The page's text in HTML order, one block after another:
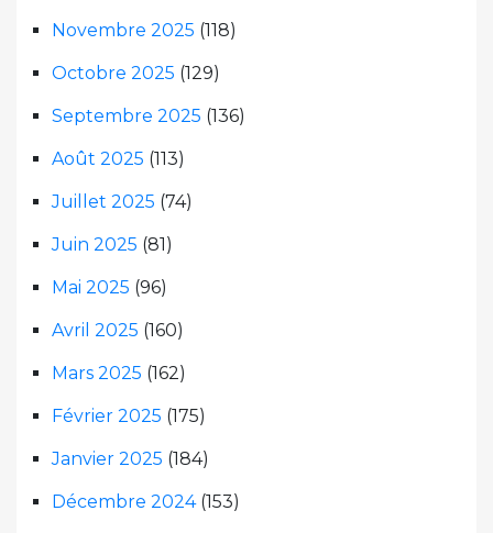
Novembre 2025 (118)
Octobre 2025 (129)
Septembre 2025 (136)
Août 2025 (113)
Juillet 2025 (74)
Juin 2025 (81)
Mai 2025 (96)
Avril 2025 (160)
Mars 2025 (162)
Février 2025 (175)
Janvier 2025 (184)
Décembre 2024(153)